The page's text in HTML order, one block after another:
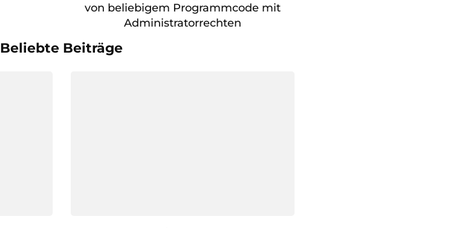
von beliebigem Programmcode mit
Administratorrechten
Beliebte Beiträge